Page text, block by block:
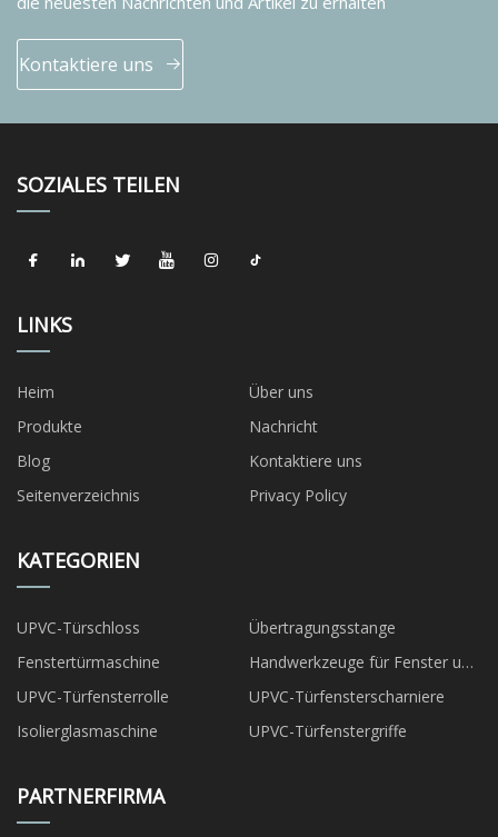
Kontaktiere uns
SOZIALES TEILEN
LINKS
Heim
Über uns
Produkte
Nachricht
Blog
Kontaktiere uns
Seitenverzeichnis
Privacy Policy
KATEGORIEN
UPVC-Türschloss
Übertragungsstange
Fenstertürmaschine
Handwerkzeuge für Fenster und
Türen
UPVC-Türfensterrolle
UPVC-Türfensterscharniere
Isolierglasmaschine
UPVC-Türfenstergriffe
PARTNERFIRMA